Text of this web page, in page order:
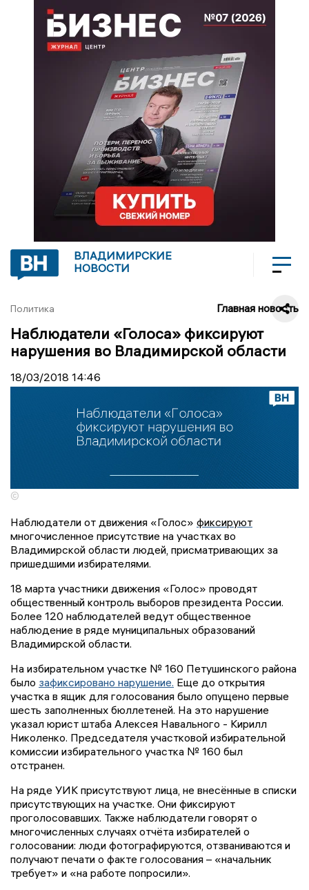
ВЛАДИМИРСКИЕ
НОВОСТИ
Политика Главная новость
Наблюдатели «Голоса» фиксируют
нарушения во Владимирской области
18/03/2018 14:46
©
Наблюдатели от движения «Голос» фиксируют
многочисленное присутствие на участках во
Владимирской области людей, присматривающих за
пришедшими избирателями.
18 марта участники движения «Голос» проводят
общественный контроль выборов президента России.
Более 120 наблюдателей ведут общественное
наблюдение в ряде муниципальных образований
Владимирской области.
На избирательном участке № 160 Петушинского района
было зафиксировано нарушение. Еще до открытия
участка в ящик для голосования было опущено первые
шесть заполненных бюллетеней. На это нарушение
указал юрист штаба Алексея Навального - Кирилл
Николенко. Председателя участковой избирательной
комиссии избирательного участка № 160 был
отстранен.
На ряде УИК присутствуют лица, не внесённые в списки
присутствующих на участке. Они фиксируют
проголосовавших. Также наблюдатели говорят о
многочисленных случаях отчёта избирателей о
голосовании: люди фотографируются, отзваниваются и
получают печати о факте голосования – «начальник
требует» и «на работе попросили».